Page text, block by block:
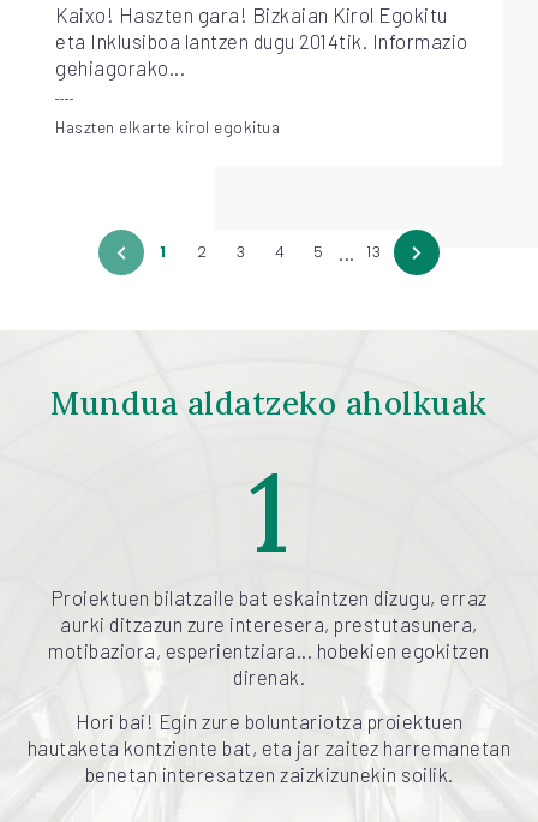
Kaixo! Haszten gara! Bizkaian Kirol Egokitu
eta Inklusiboa lantzen dugu 2014tik. Informazio
gehiagorako...
Haszten elkarte kirol egokitua
1 2 3 4 5 ... 13
Mundua aldatzeko aholkuak
1
Proiektuen bilatzaile bat eskaintzen dizugu, erraz
aurki ditzazun zure interesera, prestutasunera,
motibaziora, esperientziara... hobekien egokitzen
direnak.
Hori bai! Egin zure boluntariotza proiektuen
hautaketa kontziente bat, eta jar zaitez harremanetan
benetan interesatzen zaizkizunekin soilik.